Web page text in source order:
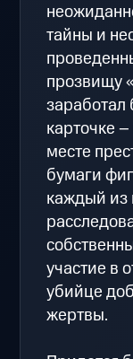
тайны и
прозвищу
заработал
карточке
месте
бумаги
каждый из
участие в
убийце
жертвы.